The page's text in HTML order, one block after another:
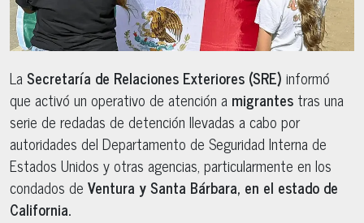
LaSecretaría de Relaciones Exteriores (SRE) informó
que activó un operativo de atención a migrantes tras una
serie de redadas de detención llevadas a cabo por
autoridades del Departamento de Seguridad Interna de
Estados Unidos y otras agencias, particularmente en los
condados de Ventura y Santa Bárbara, en el estado de
California.